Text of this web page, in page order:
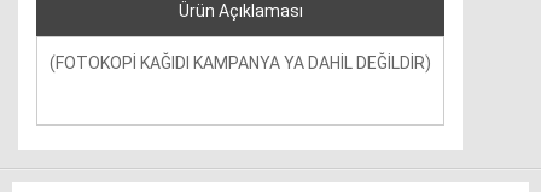
Ürün Açıklaması
(FOTOKOPİ KAĞIDI KAMPANYA YA DAHİL DEĞİLDİR)